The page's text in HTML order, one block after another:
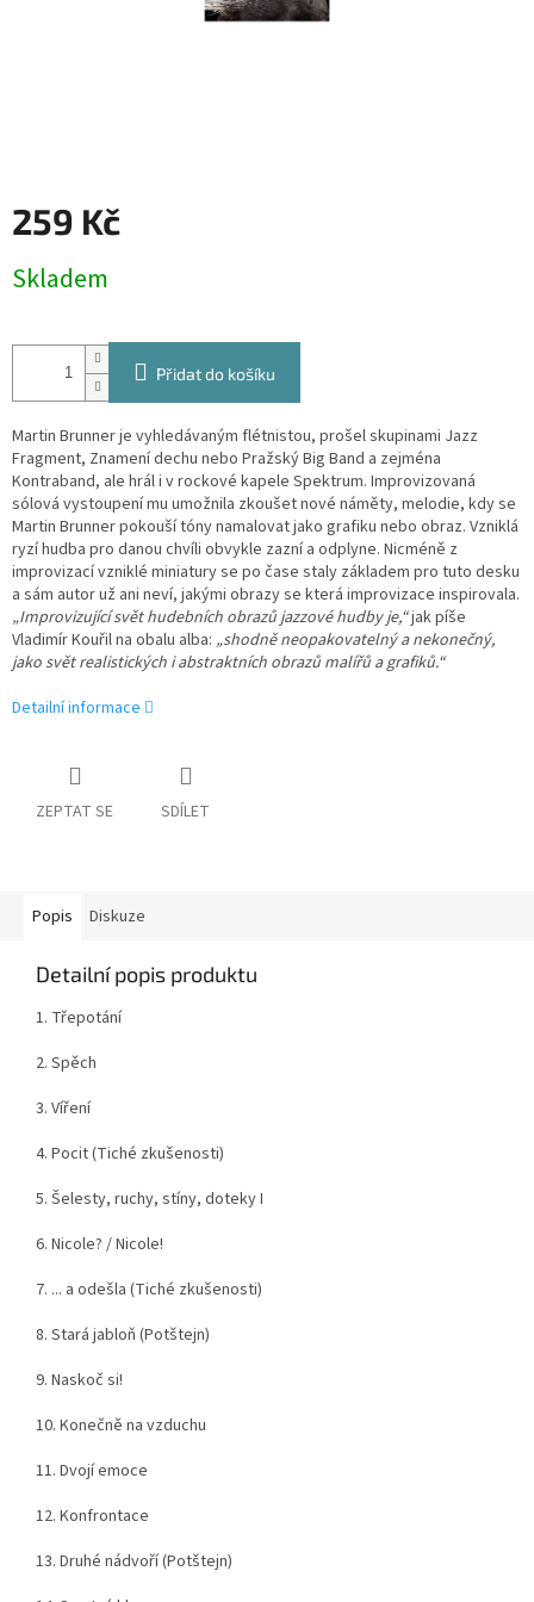
259 Kč
cena:
Skladem
Přidat do košíku
Martin Brunner je vyhledávaným flétnistou, prošel skupinami Jazz
Fragment, Znamení dechu nebo Pražský Big Band a zejména
Kontraband, ale hrál i v rockové kapele Spektrum. Improvizovaná
sólová vystoupení mu umožnila zkoušet nové náměty, melodie, kdy se
Martin Brunner pokouší tóny namalovat jako grafiku nebo obraz. Vzniklá
ryzí hudba pro danou chvíli obvykle zazní a odplyne. Nicméně z
improvizací vzniklé miniatury se po čase staly základem pro tuto desku
a sám autor už ani neví, jakými obrazy se která improvizace inspirovala.
„Improvizující svět hudebních obrazů jazzové hudby je,“jak píše
Vladimír Kouřil na obalu alba: „shodně neopakovatelný a nekonečný,
jako svět realistických i abstraktních obrazů malířů a grafiků.“
Detailní informace
ZEPTAT SE SDÍLET
Popis Diskuze
Detailní popis produktu
1. Třepotání
2. Spěch
3. Víření
4. Pocit (Tiché zkušenosti)
5. Šelesty, ruchy, stíny, doteky I
6. Nicole? / Nicole!
7. ... a odešla (Tiché zkušenosti)
8. Stará jabloň (Potštejn)
9. Naskoč si!
10. Konečně na vzduchu
11. Dvojí emoce
12. Konfrontace
13. Druhé nádvoří (Potštejn)